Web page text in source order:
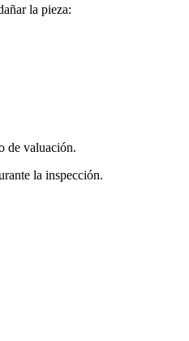
la pieza:
de valuación.
la inspección.